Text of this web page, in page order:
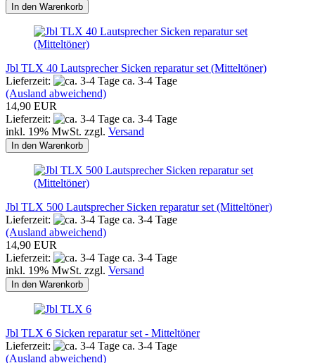
In den Warenkorb
Jbl TLX 40 Lautsprecher Sicken reparatur set (Mitteltöner)
Lieferzeit:
ca. 3-4 Tage
(Ausland abweichend)
14,90 EUR
Lieferzeit:
ca. 3-4 Tage
inkl. 19% MwSt. zzgl. Versand
In den Warenkorb
Jbl TLX 500 Lautsprecher Sicken reparatur set (Mitteltöner)
Lieferzeit:
ca. 3-4 Tage
(Ausland abweichend)
14,90 EUR
Lieferzeit:
ca. 3-4 Tage
inkl. 19% MwSt. zzgl. Versand
In den Warenkorb
Jbl TLX 6 Sicken reparatur set - Mitteltöner
Lieferzeit:
ca. 3-4 Tage
(Ausland abweichend)